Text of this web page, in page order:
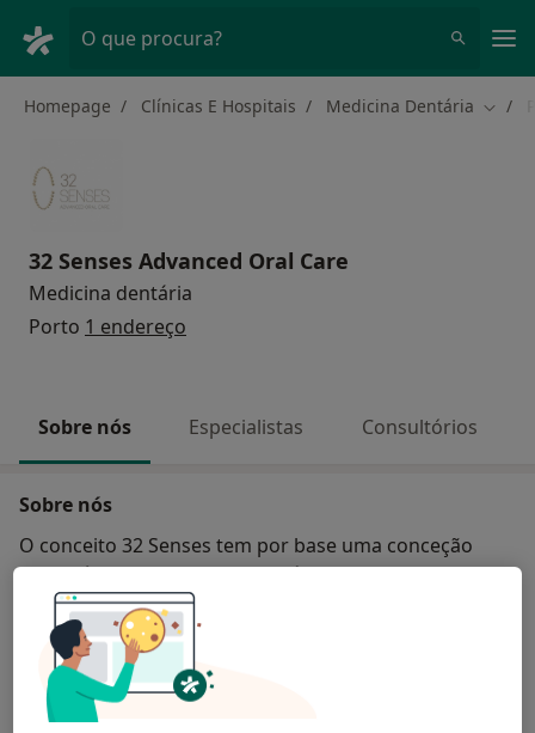
O que procura?
Homepage Clínicas E Hospitais Medicina Dentária
32 Senses Advanced Oral Care
Medicina dentária
Porto 1 endereço
Sobre nós Especialistas Consultórios
Sobre nós
O conceito 32 Senses tem por base uma conceção
global única de medicina dentária, visando
complementar bem-estar e beleza.
Aplicando as mais recentes técnicas de implantologia
oral, ortodontia, periodontologia e cirurgia oral, num
conceito integrado de medicina estética facial,
marcamos a diferença no mercado de saúde oral